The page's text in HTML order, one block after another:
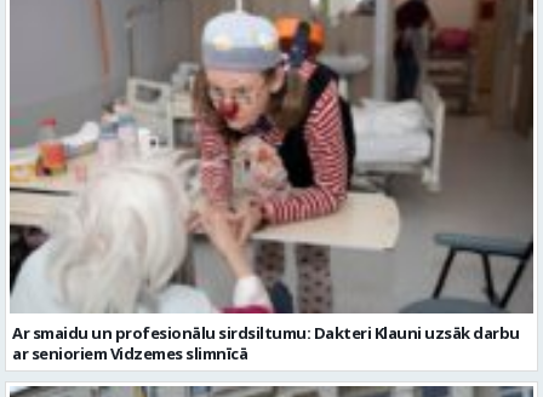
Ar smaidu un profesionālu sirdsiltumu: Dakteri Klauni uzsāk darbu
ar senioriem Vidzemes slimnīcā